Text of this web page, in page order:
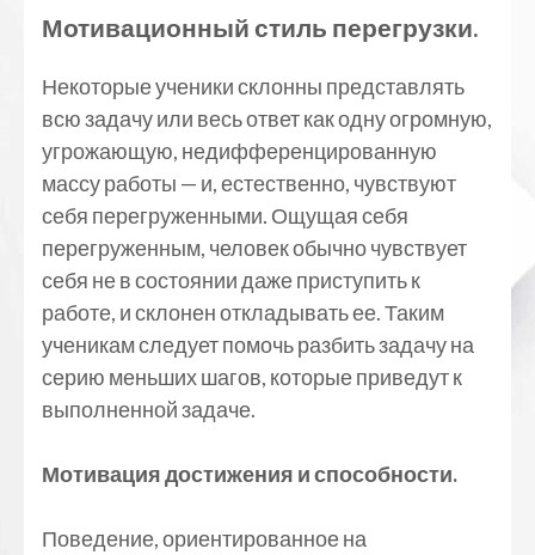
Мотивационный стиль перегрузки.
Некоторые ученики склонны представлять
всю задачу или весь ответ как одну огромную,
угрожающую, недифференцированную
массу работы — и, естественно, чувствуют
себя перегруженными. Ощущая себя
перегруженным, человек обычно чувствует
себя не в состоянии даже приступить к
работе, и склонен откладывать ее. Таким
ученикам следует помочь разбить задачу на
серию меньших шагов, которые приведут к
выполненной задаче.
Мотивация достижения и способности.
Поведение, ориентированное на